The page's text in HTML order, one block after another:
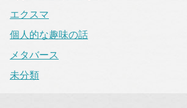
エクスマ
個人的な趣味の話
メタバース
未分類